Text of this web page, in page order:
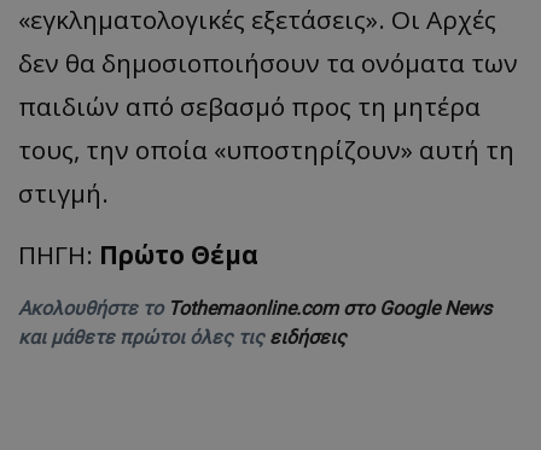
«εγκληματολογικές εξετάσεις». Οι Αρχές
δεν θα δημοσιοποιήσουν τα ονόματα των
παιδιών από σεβασμό προς τη μητέρα
τους, την οποία «υποστηρίζουν» αυτή τη
στιγμή.
ΠΗΓΗ: Πρώτο Θέμα
Ακολουθήστε το Tothemaonline.com στο Google News
και μάθετε πρώτοι όλες τις ειδήσεις